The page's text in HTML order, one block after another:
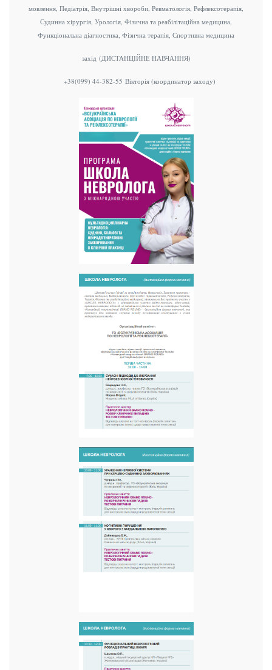
мовлення, Педіатрія, Внутрішні хвороби, Ревматологія, Рефлексотерапія,
Судинна хірургія, Урологія, Фізична та реабілітаційна медицина,
Функціональна діагностика, Фізична терапія, Спортивна медицина
захід (ДИСТАНЦІЙНЕ НАВЧАННЯ)
+38(099) 44-382-55 Вікторія (координатор заходу)